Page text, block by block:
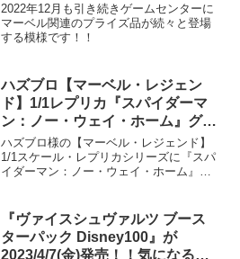
2022年12月も引き続きゲームセンターに
マーベル関連のプライズ品が続々と登場
する模様です！！
ハズブロ【マーベル・レジェン
ド】1/1レプリカ『スパイダーマ
ン：ノー・ウェイ・ホーム』グリ
ーンゴブリンのヘルメットとパン
プキン・ボムが予約受付開始！！
ハズブロ様の【マーベル・レジェンド】
1/1スケール・レプリカシリーズに『スパ
イダーマン：ノー・ウェイ・ホーム』か
す！！
『ヴァイスシュヴァルツ ブース
ターパック Disney100』が
2023/4/7(金)発売！！気になるマ